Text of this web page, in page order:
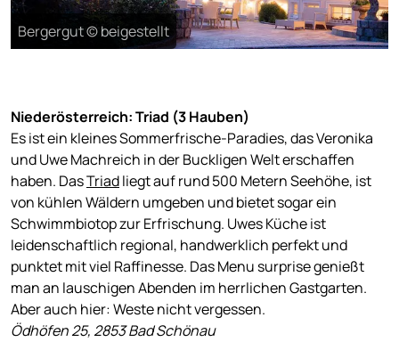
Bergergut © beigestellt
Niederösterreich: Triad (3 Hauben)
Es ist ein kleines Sommerfrische-Paradies, das Veronika
und Uwe Machreich in der Buckligen Welt erschaffen
haben. DasTriadliegt auf rund 500 Metern Seehöhe, ist
von kühlen Wäldern umgeben und bietet sogar ein
Schwimmbiotop zur Erfrischung. Uwes Küche ist
leidenschaftlich regional, handwerklich perfekt und
punktet mit viel Raffinesse. Das Menu surprise genießt
man an lauschigen Abenden im herrlichen Gastgarten.
Aber auch hier: Weste nicht vergessen.
Ödhöfen 25, 2853 Bad Schönau